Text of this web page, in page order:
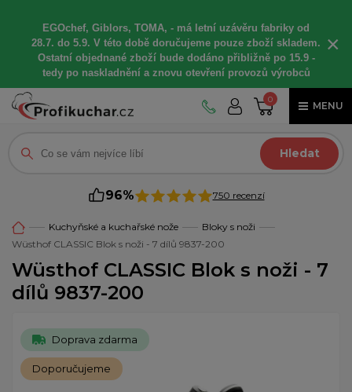
EGOchef, Giblors, TOMA, - má letní uzávěru fabriky od
28.7. do 5.9. V této době doručujeme pouze zboží skladem.
Ostatní objednané zboží bude dodáno přibližně po 15.9 -
tedy po naskladnění a znovu otevření provozů výrobců
×
0
MENU
Hledat
96% 750 recenzí
Kuchyňské a kuchařské nože
Bloky s noži
Wüsthof CLASSIC Blok s noži - 7 dílů 9837-200
Wüsthof CLASSIC Blok s noži - 7
dílů 9837-200
Doprava zdarma
Doporučujeme